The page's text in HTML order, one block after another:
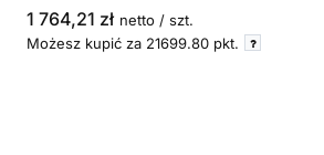
1 764,21 zł netto / szt.
Możesz kupić za 21699.80 pkt.